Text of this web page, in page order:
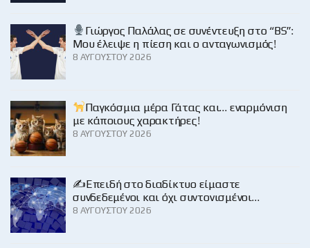
Γιώργος Παλάλας σε συνέντευξη στο “BS”:
Μου έλειψε η πίεση και ο ανταγωνισμός!
8 ΑΥΓΟΎΣΤΟΥ 2026
Παγκόσμια μέρα Γάτας και… εναρμόνιση
με κάποιους χαρακτήρες!
8 ΑΥΓΟΎΣΤΟΥ 2026
✍️Επειδή στο διαδίκτυο είμαστε
συνδεδεμένοι και όχι συντονισμένοι…
8 ΑΥΓΟΎΣΤΟΥ 2026